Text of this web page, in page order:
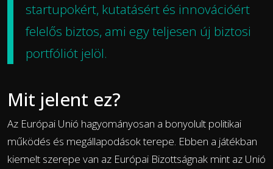
startupokért, kutatásért és innovációért
felelős biztos, ami egy teljesen új biztosi
portfóliót jelöl.
Mit jelent ez?
Az Európai Unió hagyományosan a bonyolult politikai
működés és megállapodások terepe. Ebben a játékban
kiemelt szerepe van az Európai Bizottságnak mint az Unió